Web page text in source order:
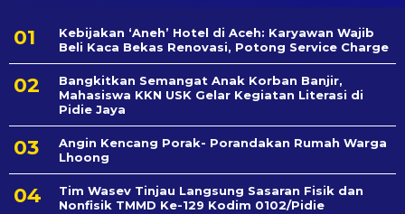
Kebijakan ‘Aneh’ Hotel di Aceh: Karyawan Wajib
Beli Kaca Bekas Renovasi, Potong Service Charge
Bangkitkan Semangat Anak Korban Banjir,
Mahasiswa KKN USK Gelar Kegiatan Literasi di
Pidie Jaya
Angin Kencang Porak- Porandakan Rumah Warga
Lhoong
Tim Wasev Tinjau Langsung Sasaran Fisik dan
Nonfisik TMMD Ke-129 Kodim 0102/Pidie